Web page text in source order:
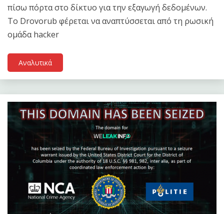
πίσω πόρτα στο δίκτυο για την εξαγωγή δεδομένων.
Το Drovorub φέρεται να αναπτύσσεται από τη ρωσική
ομάδα hacker
Αναλυτικά